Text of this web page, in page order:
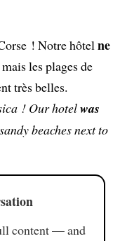
! Notre hôtel ne
mais les plages de
très belles.
! Our hotelwas
beaches next to
content — and